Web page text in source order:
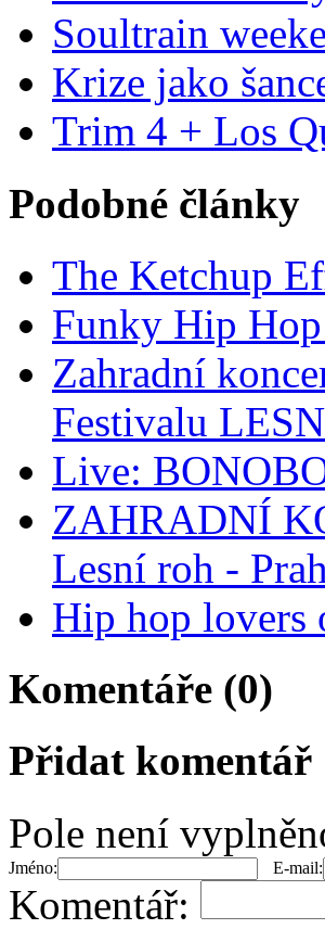
Soultrain
Krize jako
Trim 4 + Los
Podobné články
The Ketchup
Funky Hip
Zahradní
Festivalu
Live:
ZAHRADNÍ
Lesní roh -
Hip hop lovers
Komentáře (0)
Přidat komentář
Pole není
Jméno: E-mail:
Komentář: